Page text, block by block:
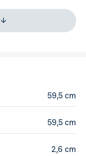
59,5 cm
59,5 cm
2,6 cm